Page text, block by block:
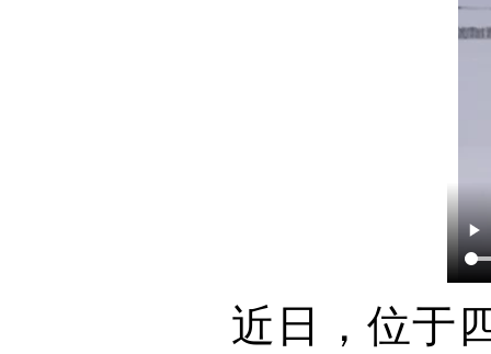
近日，位于